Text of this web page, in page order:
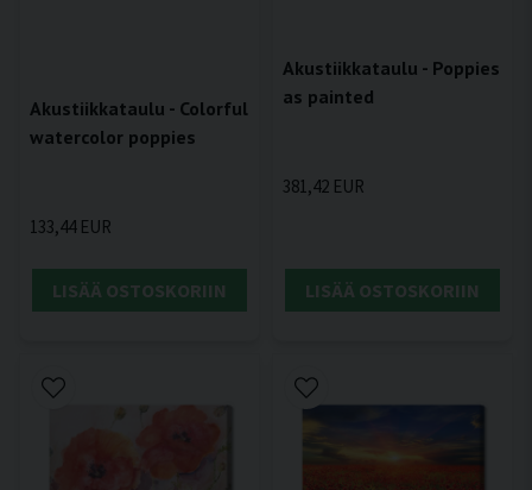
Akustiikkataulu - Colorful
watercolor poppies
133,44 EUR
LISÄÄ OSTOSKORIIN
Akustiikkataulu - Poppies
as painted
381,42 EUR
LISÄÄ OSTOSKORIIN